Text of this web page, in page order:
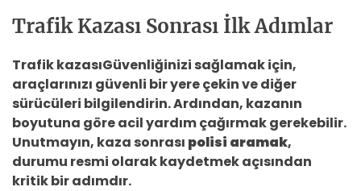
Trafik Kazası Sonrası İlk Adımlar
Trafik kazasıGüvenliğinizi sağlamak için,
araçlarınızı güvenli bir yere çekin ve diğer
sürücüleri bilgilendirin. Ardından, kazanın
boyutuna göre acil yardım çağırmak gerekebilir.
Unutmayın, kaza sonrası polisi aramak,
durumu resmi olarak kaydetmek açısından
kritik bir adımdır.